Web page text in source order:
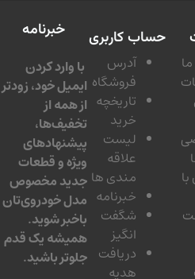
حساب کاربری
آدرس
فروشگاه
تاریخچه
لیست
مندی ها
خبرنامه
شگفت
دریافت
خبرنامه
با وارد کردن
ایمیل خود، زودتر
از همه از
تخفیف‌ها،
پیشنهادهای
ویژه و قطعات
جدید مخصوص
مدل خودروی‌تان
باخبر شوید.
همیشه یک قدم
جلوتر باشید.